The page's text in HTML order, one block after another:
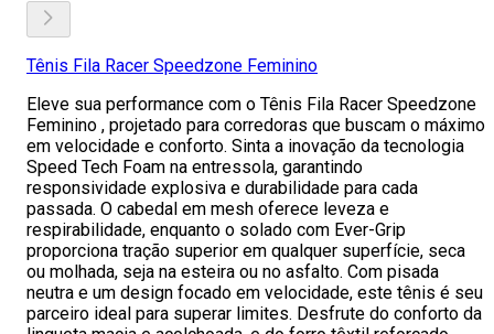
Tênis Fila Racer Speedzone Feminino
Eleve sua performance com o Tênis Fila Racer Speedzone
Feminino , projetado para corredoras que buscam o máximo
em velocidade e conforto. Sinta a inovação da tecnologia
Speed Tech Foam na entressola, garantindo
responsividade explosiva e durabilidade para cada
passada. O cabedal em mesh oferece leveza e
respirabilidade, enquanto o solado com Ever-Grip
proporciona tração superior em qualquer superfície, seca
ou molhada, seja na esteira ou no asfalto. Com pisada
neutra e um design focado em velocidade, este tênis é seu
parceiro ideal para superar limites. Desfrute do conforto da